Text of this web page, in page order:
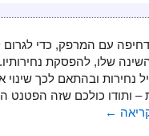
עם המרפק, כדי
שלו, להפסקת
נחירות ובהתאם לכך
– ותודו כולכם שזה הפטנט
←